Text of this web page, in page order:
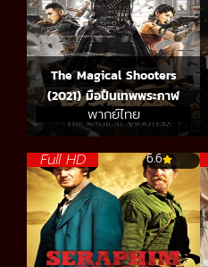
The Magical Shooters
(2021) มือปืนเทพพระกาฬ
พากย์ไทย
Full HD 6.6